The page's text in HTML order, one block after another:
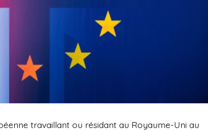
travaillant ou résidant au Royaume-Uni au